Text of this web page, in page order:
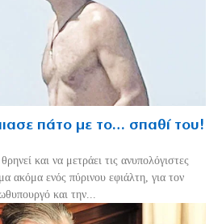
πάτο με το… σπαθί του!
και να μετράει τις ανυπολόγιστες
ακόμα ενός πύρινου εφιάλτη, για τον
και την...